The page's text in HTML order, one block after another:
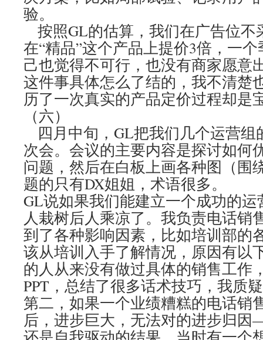
验。
按照GL的估算，我们在广告位不
在“精品”这个产品上提价3倍，一
己也觉得不可行，也没有商家愿意
这件事具体怎么了结的，我不清楚
历了一次真实的产品定价过程却是
（六）
四月中旬，GL把我们几个运营组
次会。会议的主要内容是探讨如何
问题，然后在白板上画各种图（围
题的只有DX姐姐，术语很多。
GL说如果我们能建立一个成功的
人栽树后人乘凉了。我负责电话销
到了各种影响因素，比如培训部的
该从培训入手了解情况，原因有以
的人从来没有做过具体的销售工作
PPT，总结了很多话术技巧，我质
第二，如果一个业绩糟糕的电话销
后，进步巨大，无法对的进步归